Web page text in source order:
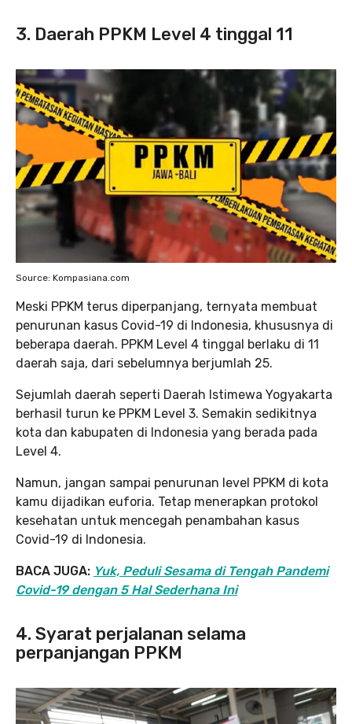
3. Daerah PPKM Level 4 tinggal 11
Source: Kompasiana.com
Meski PPKM terus diperpanjang, ternyata membuat
penurunan kasus Covid-19 di Indonesia, khususnya di
beberapa daerah. PPKM Level 4 tinggal berlaku di 11
daerah saja, dari sebelumnya berjumlah 25.
Sejumlah daerah seperti Daerah Istimewa Yogyakarta
berhasil turun ke PPKM Level 3. Semakin sedikitnya
kota dan kabupaten di Indonesia yang berada pada
Level 4.
Namun, jangan sampai penurunan level PPKM di kota
kamu dijadikan euforia. Tetap menerapkan protokol
kesehatan untuk mencegah penambahan kasus
Covid-19 di Indonesia.
BACA JUGA: Yuk, Peduli Sesama di Tengah Pandemi
Covid-19 dengan 5 Hal Sederhana Ini
4. Syarat perjalanan selama
perpanjangan PPKM